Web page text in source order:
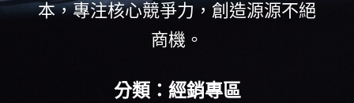
本，專注核心競爭力，創造源源不絕
商機。
分類：經銷專區